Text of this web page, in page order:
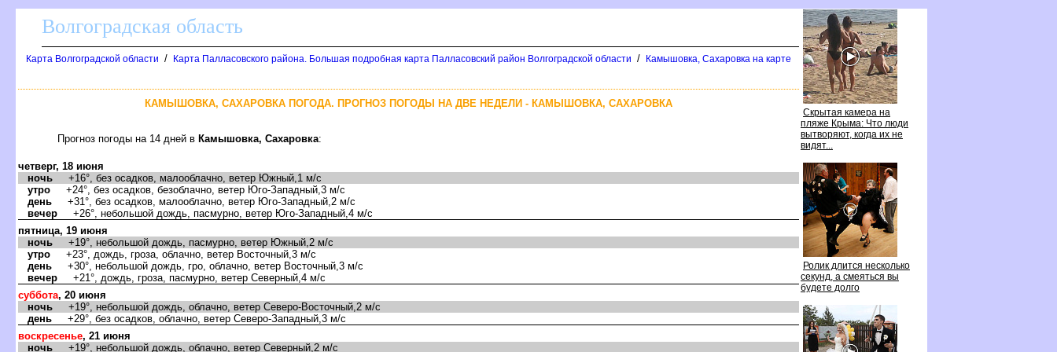
Скрытая камера на
пляже Крыма: Что люди
ытворяют, когда их не
идят...
Ролик длится несколько
секунд, а смеяться вы
удете долго
олгоградская область
Карта Волгоградской области / Карта Палласовского района. Большая подробная карта Палласовский район Волгоградской области / Камышовка, Сахаровка на карте
КАМЫШОВКА, САХАРОВКА ПОГОДА. ПРОГНОЗ ПОГОДЫ НА ДВЕ НЕДЕЛИ - КАМЫШОВКА, САХАРОВКА
Прогноз погоды на 14 дней Камышовка, Сахаровка:
четверг, 18 июня
ночь +16°, без осадков, малооблачно, ветер Южный,1 м/с
утро +24°, без осадков, безоблачно, ветер Юго-Западный,3 м/с
день +31°, без осадков, малооблачно, ветер Юго-Западный,2 м/с
ечер +26°, небольшой дождь, пасмурно, ветер Юго-Западный,4 м/с
пятница, 19 июня
ночь +19°, небольшой дождь, пасмурно, ветер Южный,2 м/с
утро +23°, дождь, гроза, облачно, ветер Восточный,3 м/с
день +30°, небольшой дождь, гро, облачно, ветер Восточный,3 м/с
ечер +21°, дождь, гроза, пасмурно, ветер Северный,4 м/с
суббота, 20 июня
ночь +19°, небольшой дождь, облачно, ветер Северо-Восточный,2 м/с
день +29°, без осадков, облачно, ветер Северо-Западный,3 м/с
оскресенье, 21 июня
ночь +19°, небольшой дождь, облачно, ветер Северный,2 м/с